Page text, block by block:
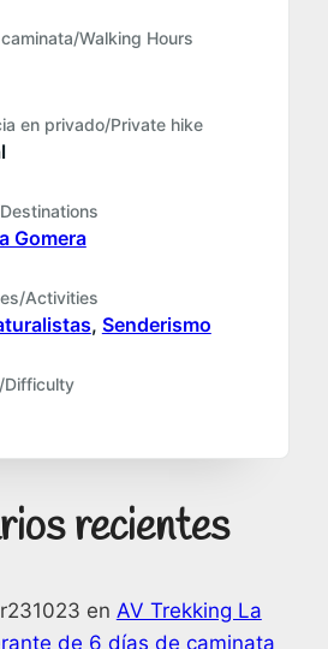
Walking Hours
en privado/Private hike
Gomera
Activities
, Senderismo
Difficulty
recientes
en AV Trekking La
de 6 días de caminata